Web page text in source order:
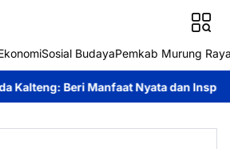
Sosial BudayaPemkab Murung
Manfaat Nyata dan Inspiratif Bagi